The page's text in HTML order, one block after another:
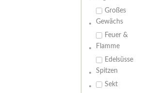
Großes
Gewächs
Feuer &
Flamme
Edelsüsse
Spitzen
Sekt